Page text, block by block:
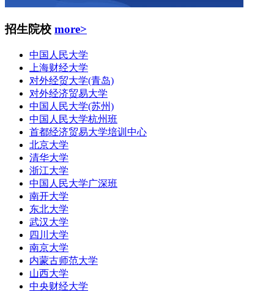
招生院校 more>
中国人民大学
上海财经大学
对外经贸大学(青岛)
对外经济贸易大学
中国人民大学(苏州)
中国人民大学杭州班
首都经济贸易大学培训中心
北京大学
清华大学
浙江大学
中国人民大学广深班
南开大学
东北大学
武汉大学
四川大学
南京大学
内蒙古师范大学
山西大学
中央财经大学